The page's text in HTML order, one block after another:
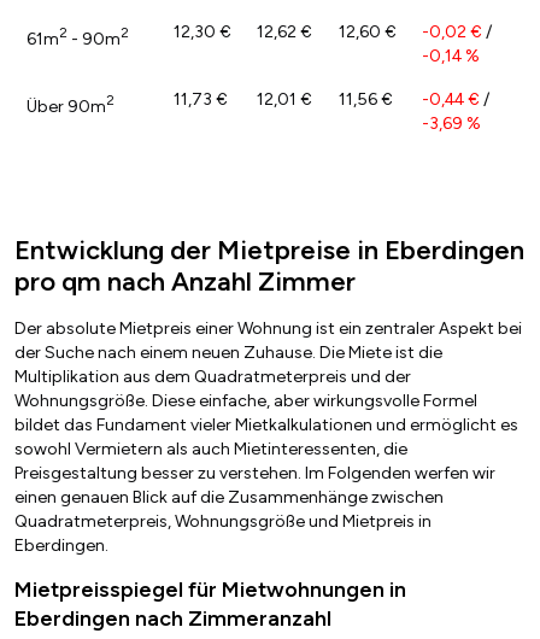
61m2 - 90m2 12,30 € 12,62 € 12,60 € -0,02 € /
-0,14 %
Über 90m2 11,73 € 12,01 € 11,56 € -0,44 € /
-3,69 %
Entwicklung der Mietpreise in Eberdingen
pro qm nach Anzahl Zimmer
Der absolute Mietpreis einer Wohnung ist ein zentraler Aspekt bei
der Suche nach einem neuen Zuhause. Die Miete ist die
Multiplikation aus dem Quadratmeterpreis und der
Wohnungsgröße. Diese einfache, aber wirkungsvolle Formel
bildet das Fundament vieler Mietkalkulationen und ermöglicht es
sowohl Vermietern als auch Mietinteressenten, die
Preisgestaltung besser zu verstehen. Im Folgenden werfen wir
einen genauen Blick auf die Zusammenhänge zwischen
Quadratmeterpreis, Wohnungsgröße und Mietpreis in
Eberdingen.
Mietpreisspiegel für Mietwohnungen in
Eberdingen nach Zimmeranzahl